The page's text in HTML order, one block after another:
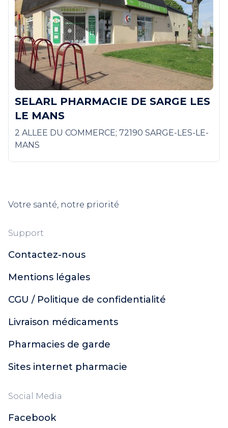
SELARL PHARMACIE DE SARGE LES
LE MANS
2 ALLEE DU COMMERCE; 72190 SARGE-LES-LE-
MANS
Votre santé, notre priorité
Support
Contactez-nous
Mentions légales
CGU / Politique de confidentialité
Livraison médicaments
Pharmacies de garde
Sites internet pharmacie
Social Media
Facebook